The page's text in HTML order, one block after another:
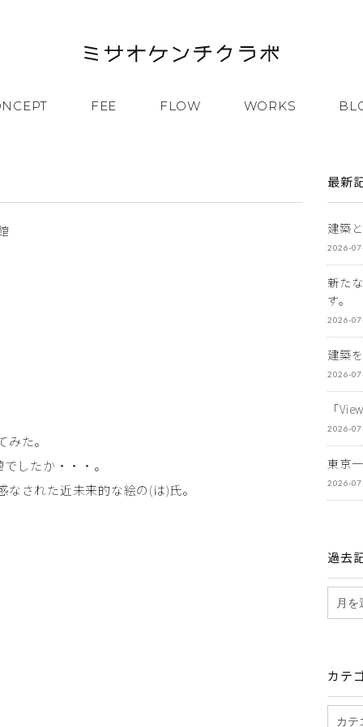
FEE FLOW WORKS
た。
したか・・・。
された近未来的な絵の(は)氏。
最新
建築
2026-
新た
す。
2026-
建築
2026-
「
2026-
東京
2026-
過去
カテ